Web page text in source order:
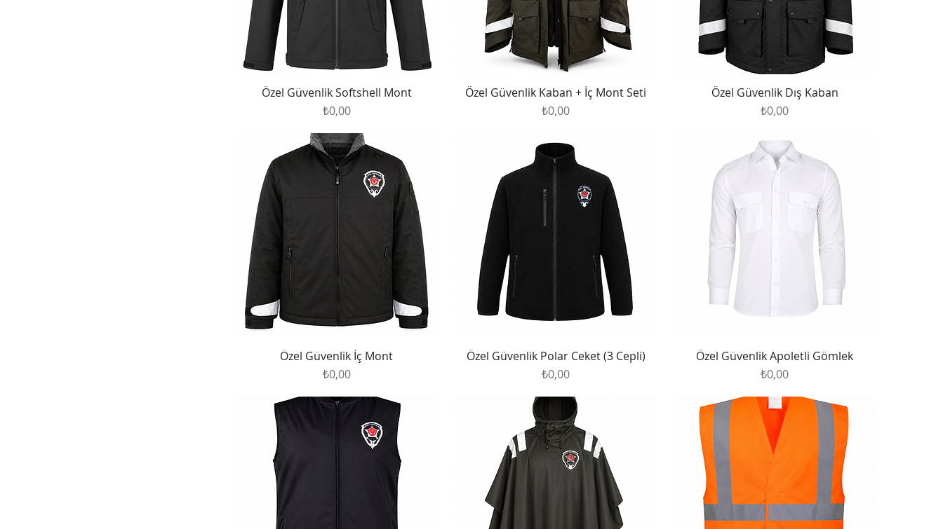
Özel Güvenlik Softshell Mont
Fiyat
₺0,00
Özel Güvenlik Kaban + İç Mont Seti
Fiyat
₺0,00
Özel Güvenlik Dış Kaban
Fiyat
₺0,00
Özel Güvenlik İç Mont
Fiyat
₺0,00
Özel Güvenlik Polar Ceket (3 Cepli)
Fiyat
₺0,00
Özel Güvenlik Apoletli Gömlek
Fiyat
₺0,00